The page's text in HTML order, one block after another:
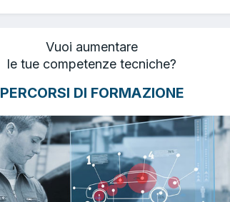
Vuoi aumentare
le tue competenze tecniche?
PERCORSI DI FORMAZIONE